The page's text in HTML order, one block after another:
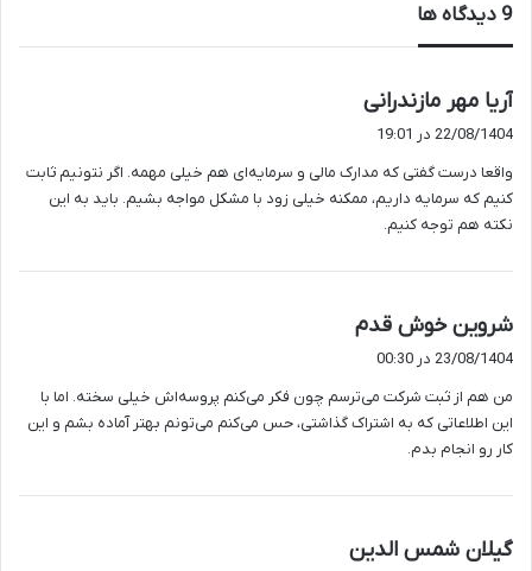
‫9 دیدگاه ها
آریا مهر مازندرانی
:
22/08/1404 در 19:01
واقعا درست گفتی که مدارک مالی و سرمایه‌ای هم خیلی مهمه. اگر نتونیم ثابت
کنیم که سرمایه داریم، ممکنه خیلی زود با مشکل مواجه بشیم. باید به این
نکته هم توجه کنیم.
شروین خوش قدم
:
23/08/1404 در 00:30
من هم از ثبت شرکت می‌ترسم چون فکر می‌کنم پروسه‌اش خیلی سخته. اما با
این اطلاعاتی که به اشتراک گذاشتی، حس می‌کنم می‌تونم بهتر آماده بشم و این
کار رو انجام بدم.
گیلان شمس الدین